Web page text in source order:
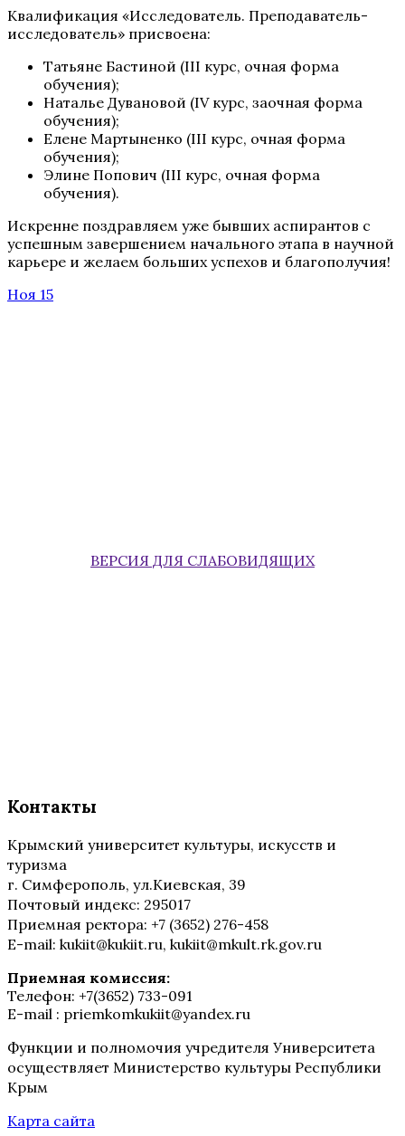
Квалификация «Исследователь. Преподаватель-
исследователь» присвоена:
Татьяне Бастиной (III курс, очная форма
обучения);
Наталье Дувановой (IV курс, заочная форма
обучения);
Елене Мартыненко (III курс, очная форма
обучения);
Элине Попович (III курс, очная форма
обучения).
Искренне поздравляем уже бывших аспирантов с
успешным завершением начального этапа в научной
карьере и желаем больших успехов и благополучия!
Ноя 15
ВЕРСИЯ ДЛЯ СЛАБОВИДЯЩИХ
Контакты
Крымский университет культуры, искусств и
туризма
г. Симферополь, ул.Киевская, 39
Почтовый индекс: 295017
Приемная ректора: +7 (3652) 276-458
E-mail: kukiit@kukiit.ru, kukiit@mkult.rk.gov.ru
Приемная комиссия:
Телефон: +7(3652) 733-091
E-mail : priemkomkukiit@yandex.ru
Функции и полномочия учредителя Университета
осуществляет Министерство культуры Республики
Крым
Карта сайта